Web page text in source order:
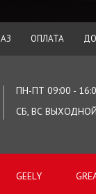
ОПЛАТА
ПН-ПТ 09:00 -
СБ, ВС ВЫХОДНОЙ
GEELY